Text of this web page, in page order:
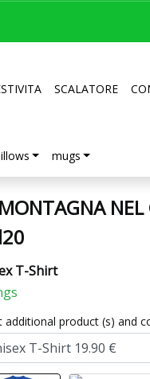
SCALATORE
mugs
NEL
T-Shirt
additional product (s) and